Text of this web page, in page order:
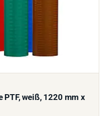
PTF, weiß, 1220 mm x